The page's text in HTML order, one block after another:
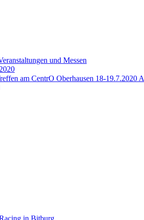
und Messen
am CentrO Oberhausen 18-19.7.2020
in Bitburg